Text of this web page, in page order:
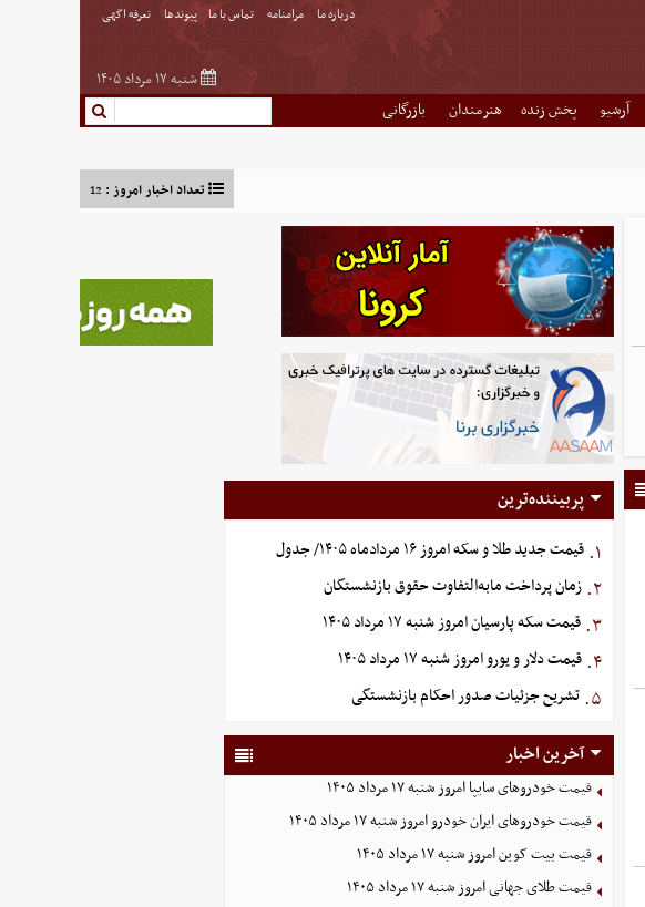
درباره ما مرامنامه تماس با ما پیوندها تعرفه اگهی
شنبه ۱۷ مرداد ۱۴۰۵
آرشیو پخش زنده هنرمندان
بازرگانی
تعداد اخبار امروز : 12
پربیننده‌ترین
۱. قیمت جدید طلا و سکه امروز ۱۶ مردادماه ۱۴۰۵/ جدول
۲. زمان پرداخت مابه‌التفاوت حقوق بازنشستگان
۳. قیمت سکه پارسیان امروز شنبه ۱۷ مرداد ۱۴۰۵
۴. قیمت دلار و یورو امروز شنبه ۱۷ مرداد ۱۴۰۵
۵. تشریح جزئیات صدور احکام بازنشستگی
آخرین اخبار
قیمت خودرو‌های سایپا امروز شنبه ۱۷ مرداد ۱۴۰۵
قیمت خودرو‌های ایران خودرو امروز شنبه ۱۷ مرداد ۱۴۰۵
قیمت بیت کوین امروز شنبه ۱۷ مرداد ۱۴۰۵
قیمت طلای جهانی امروز شنبه ۱۷ مرداد ۱۴۰۵